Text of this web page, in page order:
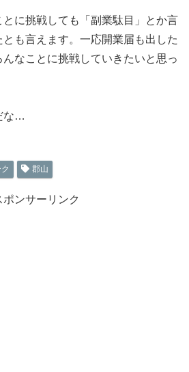
に挑戦しても「副業駄目」とか言
も言えます。一応開業届も出した
なことに挑戦していきたいと思っ
な…
郡山
ポンサーリンク